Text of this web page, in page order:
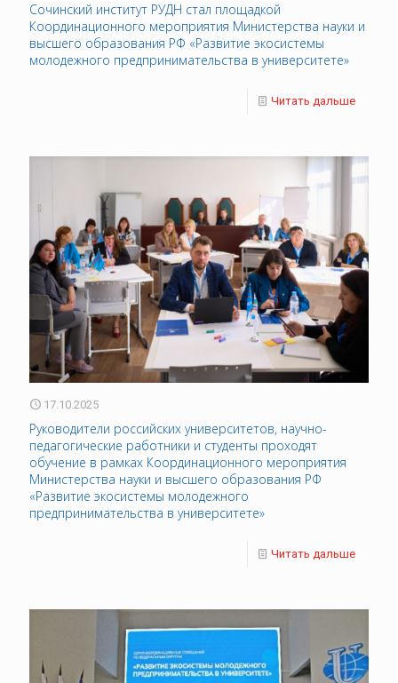
Сочинский институт РУДН стал площадкой
Координационного мероприятия Министерства науки и
высшего образования РФ «Развитие экосистемы
молодежного предпринимательства в университете»
Читать дальше
17.10.2025
Руководители российских университетов, научно-
педагогические работники и студенты проходят
обучение в рамках Координационного мероприятия
Министерства науки и высшего образования РФ
«Развитие экосистемы молодежного
предпринимательства в университете»
Читать дальше